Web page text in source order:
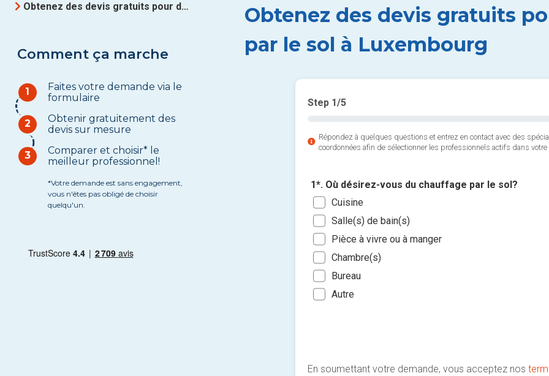
Obtenez des devis gratuits pour des Chauffage par le sol à Luxembourg
Comment ça marche
1
Faites votre demande via le
formulaire
2
Obtenir gratuitement des
devis sur mesure
3
Comparer et choisir* le
meilleur professionnel!
*Votre demande est sans engagement,
vous n'êtes pas obligé de choisir
quelqu'un.
Obtenez des devis gratuits
par le sol à Luxembourg
Step 1/5
Répondez à quelques questions et entrez en contact avec des
coordonnées afin de sélectionner les professionnels actifs dans votre
1*. Où désirez-vous du chauffage par le sol?
Cuisine
Salle(s) de bain(s)
Pièce à vivre ou à manger
Chambre(s)
Bureau
Autre
En soumettant votre demande, vous acceptez nos